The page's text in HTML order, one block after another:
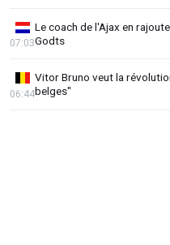
Le coach de l'Ajax en
Godts
07:03
Vitor Bruno veut la
belges"
06:44